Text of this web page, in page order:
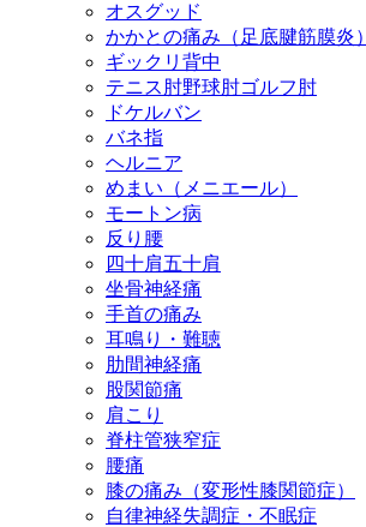
オスグッド
かかとの痛み（足底腱筋膜炎）
ギックリ背中
テニス肘野球肘ゴルフ肘
ドケルバン
バネ指
ヘルニア
めまい（メニエール）
モートン病
反り腰
四十肩五十肩
坐骨神経痛
手首の痛み
耳鳴り・難聴
肋間神経痛
股関節痛
肩こり
脊柱管狭窄症
腰痛
膝の痛み（変形性膝関節症）
自律神経失調症・不眠症